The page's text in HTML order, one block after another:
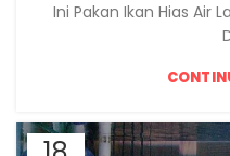
Ini Pakan Ikan Hias Air